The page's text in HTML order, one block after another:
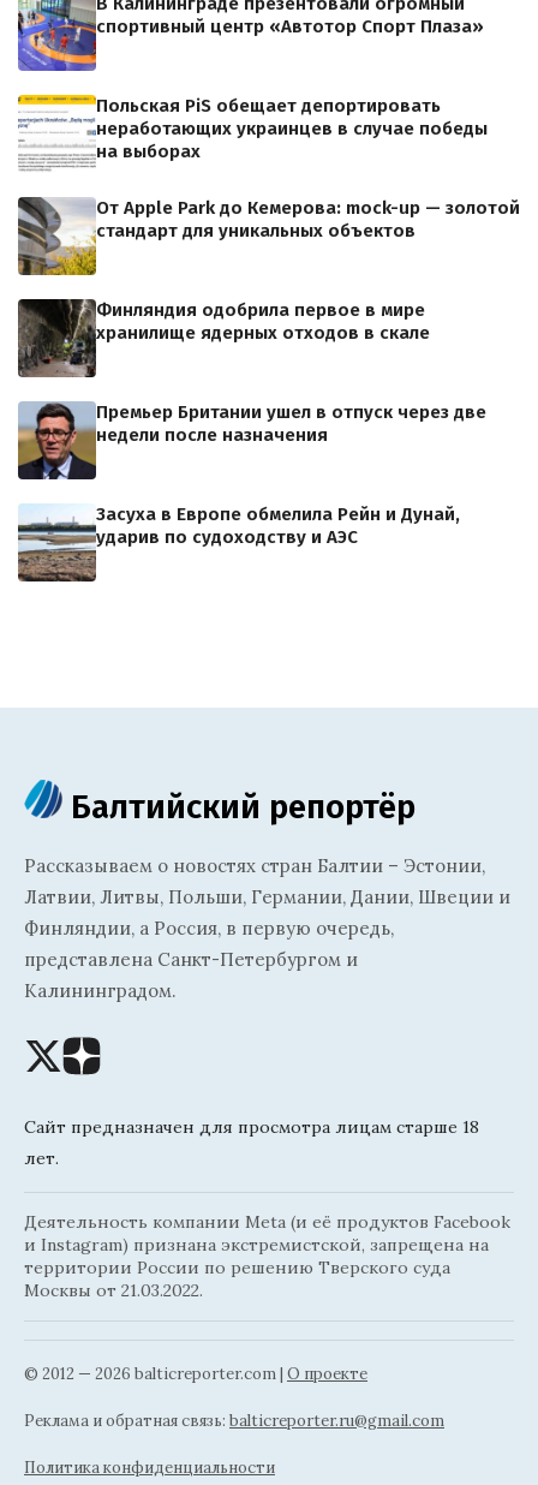
спортивный центр «Автотор Спорт Плаза»
Польская PiS обещает депортировать
неработающих украинцев в случае победы
на выборах
От Apple Park до Кемерова: mock-up — золотой
стандарт для уникальных объектов
Финляндия одобрила первое в мире
хранилище ядерных отходов в скале
Премьер Британии ушел в отпуск через две
недели после назначения
Засуха в Европе обмелила Рейн и Дунай,
ударив по судоходству и АЭС
Балтийский репортёр
Рассказываем о новостях стран Балтии – Эстонии,
Латвии, Литвы, Польши, Германии, Дании, Швеции и
Финляндии, а Россия, в первую очередь,
представлена Санкт-Петербургом и
Калининградом.
Сайт предназначен для просмотра лицам старше 18
лет.
Деятельность компании Meta (и её продуктов Facebook
и Instagram) признана экстремистской, запрещена на
территории России по решению Тверского суда
Москвы от 21.03.2022.
© 2012 — 2026 balticreporter.com | О проекте
Реклама и обратная связь: balticreporter.ru@gmail.com
Политика конфиденциальности